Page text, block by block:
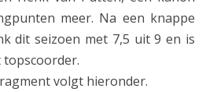
meer. Na een knappe
dit seizoen met 7,5 uit 9 en is
volgt hieronder.